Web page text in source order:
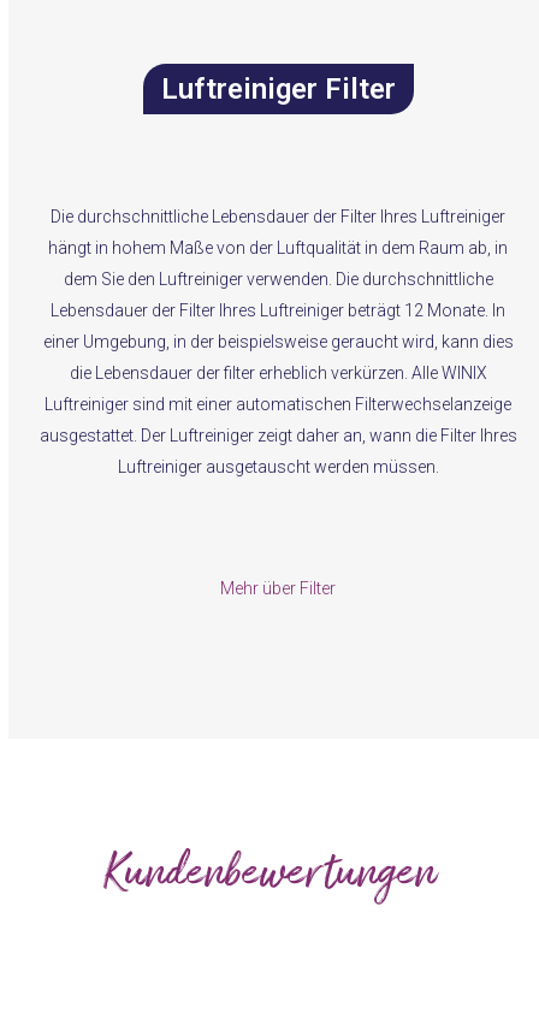
Luftreiniger Filter
Die durchschnittliche Lebensdauer der Filter Ihres Luftreiniger
hängt in hohem Maße von der Luftqualität in dem Raum ab, in
dem Sie den Luftreiniger verwenden. Die durchschnittliche
Lebensdauer der Filter Ihres Luftreiniger beträgt 12 Monate. In
einer Umgebung, in der beispielsweise geraucht wird, kann dies
die Lebensdauer der filter erheblich verkürzen. Alle WINIX
Luftreiniger sind mit einer automatischen Filterwechselanzeige
ausgestattet. Der Luftreiniger zeigt daher an, wann die Filter Ihres
Luftreiniger ausgetauscht werden müssen.
Mehr über Filter
Kundenbewertungen